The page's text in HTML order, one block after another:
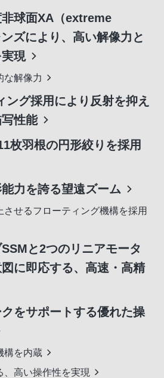
球面XA（extreme
ズにより、高い解像力と
現
な解像力
ング採用により反射を抑え
性能
枚羽根の円形絞りを採用
力を誇る望遠ズーム
せるフローティング機構を採用
と2つのリニアモータ
に即応する、高速・高精
をサポートする優れた操
構を内蔵
、高い操作性を実現